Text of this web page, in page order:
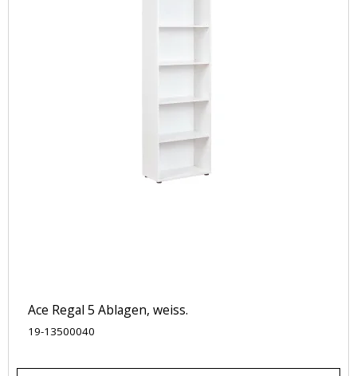
Ace Regal 5 Ablagen, weiss.
19-13500040